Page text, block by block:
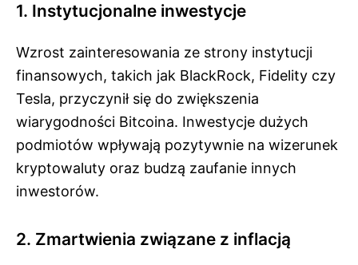
1. Instytucjonalne inwestycje
Wzrost zainteresowania ze strony instytucji
finansowych, takich jak BlackRock, Fidelity czy
Tesla, przyczynił się do zwiększenia
wiarygodności Bitcoina. Inwestycje dużych
podmiotów wpływają pozytywnie na wizerunek
kryptowaluty oraz budzą zaufanie innych
inwestorów.
2. Zmartwienia związane z inflacją